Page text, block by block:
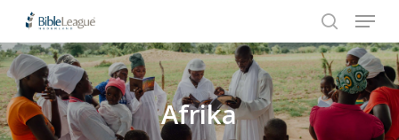
main
content
Hit enter to search or ESC to close
search
Menu
Afrika
Close
Menu
van
3,